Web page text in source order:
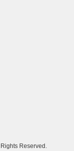
Reserved.